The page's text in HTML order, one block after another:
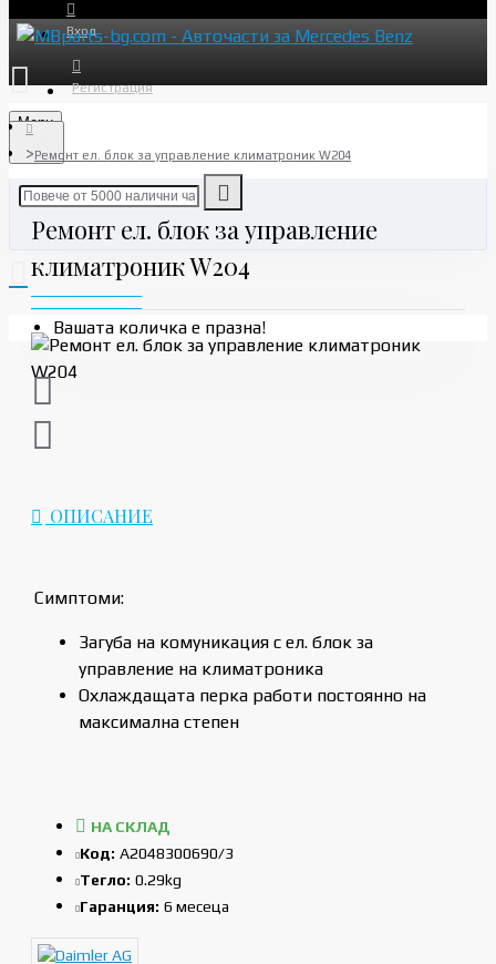
Вход
Регистрация
Menu
Вашата количка е празна!
Ремонт ел. блок за управление климатроник W204
Ремонт ел. блок за управление
климатроник W204
ОПИСАНИЕ
Симптоми:
Загуба на комуникация с ел. блок за
управление на климатроника
Охлаждащата перка работи постоянно на
максимална степен
НА СКЛАД
Код: A2048300690/3
Тегло: 0.29kg
Гаранция: 6 месеца